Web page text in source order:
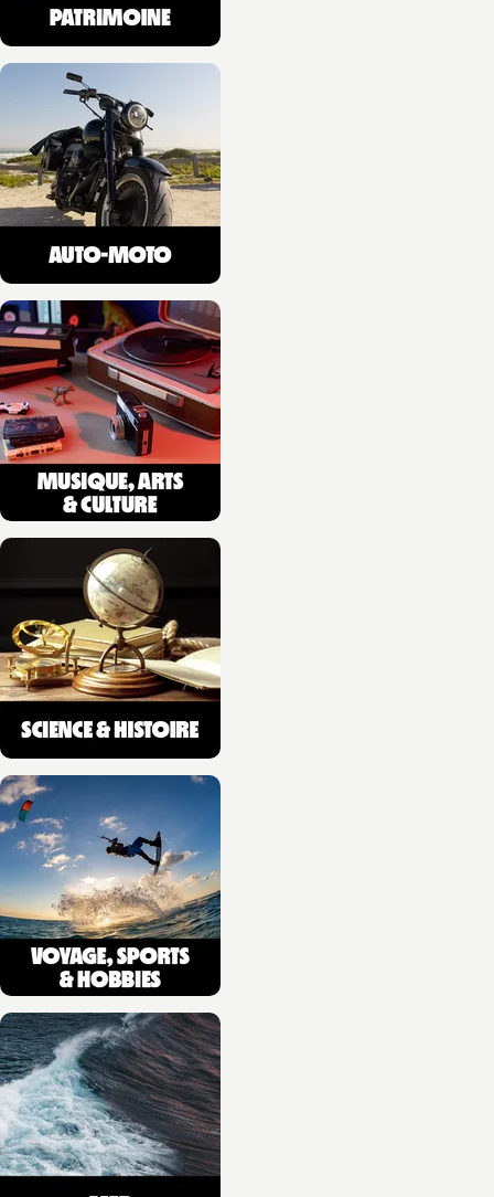
Hervé Bodeau
10/06/2026
Une histoire du
parapente
Michel Ferrer
10/06/2026
NOUVEAUTÉ
GASTRONOMIE
Christian Têtedoie. Le
Christian Têtedoie
NOUVEAUTÉ
MONTAGNE
Purée magique,
recettes de traileurs
Julien Azuar
Olivier Wyart
10/06/2026
NOUVEAUTÉ
VOYAGES, SPORT ET HOBBIES
Etapes T05
NOUVEAUTÉ
SCIENCES ET HISTOIRE
Une histoire de la
navigation au féminin
Sandrine Pierrefeu
03/06/2026
NOUVEAUTÉ
MONTAGNE
Crashs au mont Blanc
(poche)
Françoise Rey
Insectes en Montagne
(2e ed)
Blandine Delenatte
05/08/2026
NOUVEAUTÉ
VOYAGES, SPORT ET HOBBIES
Agenda montagne 2027
Ji-Young Demol Park
NOUVEAUTÉ
RANDONNÉE
Montagnes du Jura, les
plus belles
randonnée…
Guy Mazuez
Jean-Luc Girod
17/06/2026